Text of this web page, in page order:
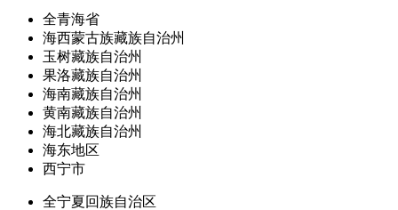
全青海省
海西蒙古族藏族自治州
玉树藏族自治州
果洛藏族自治州
海南藏族自治州
黄南藏族自治州
海北藏族自治州
海东地区
西宁市
全宁夏回族自治区